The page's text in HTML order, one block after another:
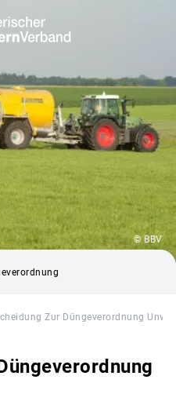
© BBV
Zur Düngeverordnung